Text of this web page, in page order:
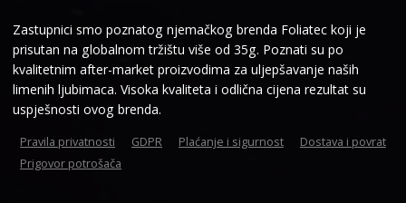
Zastupnici smo poznatog njemačkog brenda Foliatec koji je
prisutan na globalnom tržištu više od 35g. Poznati su po
kvalitetnim after-market proizvodima za uljepšavanje naših
limenih ljubimaca. Visoka kvaliteta i odlična cijena rezultat su
uspješnosti ovog brenda.
Pravila privatnosti GDPR Plaćanje i sigurnost
Dostava i povrat
Prigovor potrošača